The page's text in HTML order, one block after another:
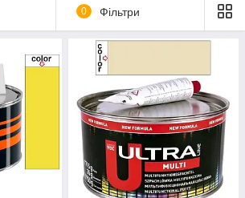
0 Фільтри